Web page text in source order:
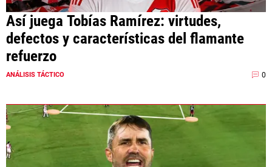
Así juega Tobías Ramírez: virtudes,
defectos y características del flamante
refuerzo
ANÁLISIS TÁCTICO 0